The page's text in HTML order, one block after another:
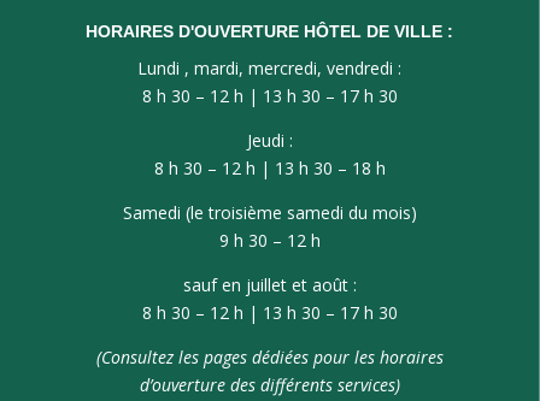
HORAIRES D'OUVERTURE HÔTEL DE VILLE :
Lundi , mardi, mercredi, vendredi :
8 h 30 – 12 h | 13 h 30 – 17 h 30
Jeudi :
8 h 30 – 12 h | 13 h 30 – 18 h
Samedi (le troisième samedi du mois)
9 h 30 – 12 h
sauf en juillet et août :
8 h 30 – 12 h | 13 h 30 – 17 h 30
(Consultez les pages dédiées pour les horaires
d’ouverture des différents services)